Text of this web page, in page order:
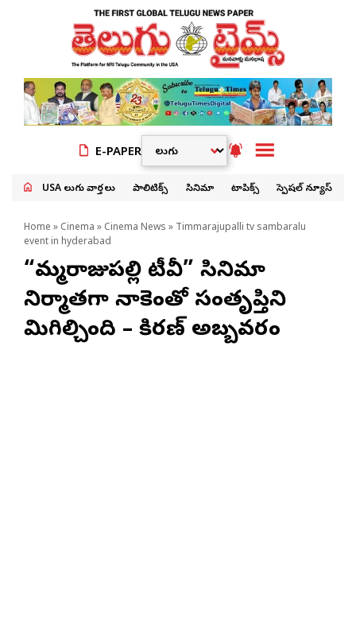
E-PAPER
USA తెలుగు వార్తలు పాలిటిక్స్ సినిమా టాపిక్స్ స్పెషల్ న్యూస్
Home » Cinema » Cinema News » Timmarajupalli tv sambaralu
event in hyderabad
“తిమ్మరాజుపల్లి టీవీ” సినిమా
నిర్మాతగా నాకెంతో సంతృప్తిని
మిగిల్చింది – కిరణ్ అబ్బవరం